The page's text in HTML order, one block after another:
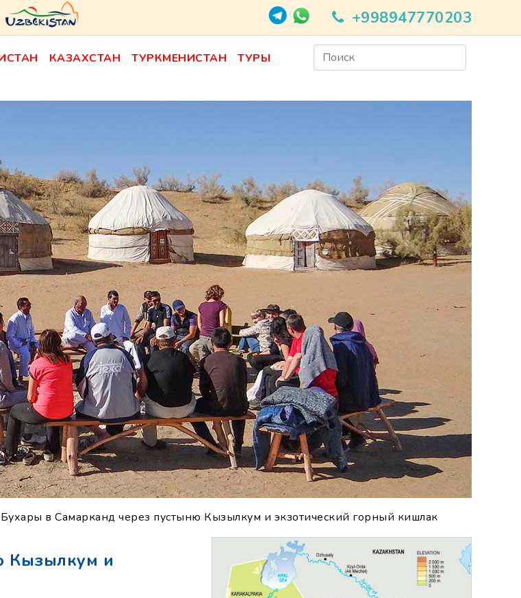
+998947770203
КАЗАХСТАН ТУРКМЕНИСТАН ТУРЫ
в Самарканд через пустыню Кызылкум и экзотический горный кишлак
Кызылкум и